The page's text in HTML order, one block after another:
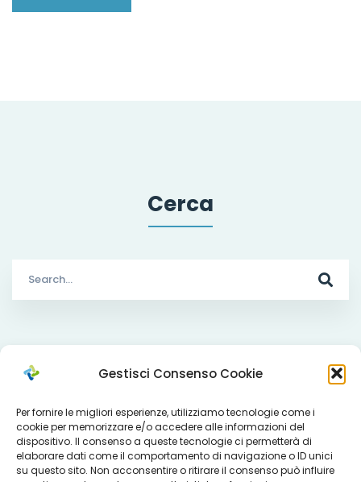
Gestisci Consenso Cookie
Per fornire le migliori esperienze, utilizziamo tecnologie come i
cookie per memorizzare e/o accedere alle informazioni del
dispositivo. Il consenso a queste tecnologie ci permetterà di
elaborare dati come il comportamento di navigazione o ID unici
su questo sito. Non acconsentire o ritirare il consenso può influire
Cerca
for:
Che cosa facciamo
Servizi